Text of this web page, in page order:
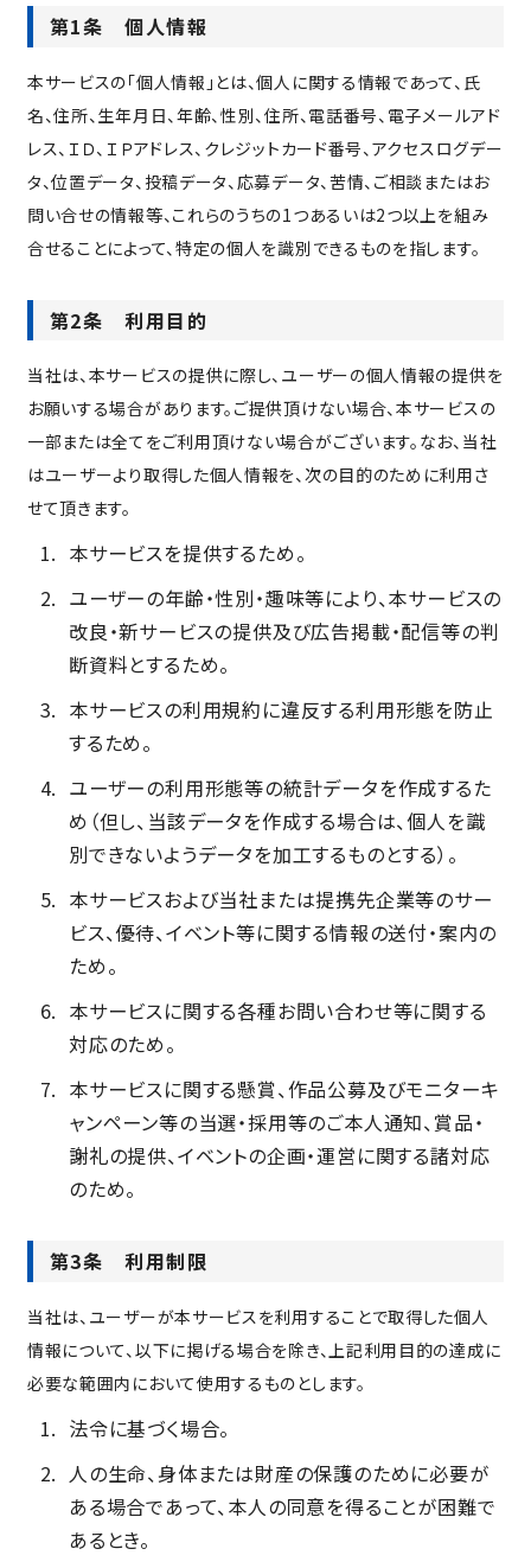
第1条 個人情報
本サービスの「個人情報」とは、個人に関する情報であって、氏
名、住所、生年月日、年齢、性別、住所、電話番号、電子メールアド
レス、ＩＤ、ＩＰアドレス、クレジットカード番号、アクセスログデー
タ、位置データ、投稿データ、応募データ、苦情、ご相談またはお
問い合せの情報等、これらのうちの1つあるいは2つ以上を組み
合せることによって、特定の個人を識別できるものを指します。
第2条 利用目的
当社は、本サービスの提供に際し、ユーザーの個人情報の提供を
お願いする場合があります。ご提供頂けない場合、本サービスの
一部または全てをご利用頂けない場合がございます。なお、当社
はユーザーより取得した個人情報を、次の目的のために利用さ
せて頂きます。
本サービスを提供するため。
ユーザーの年齢・性別・趣味等により、本サービスの
改良・新サービスの提供及び広告掲載・配信等の判
断資料とするため。
本サービスの利用規約に違反する利用形態を防止
するため。
ユーザーの利用形態等の統計データを作成するた
め（但し、当該データを作成する場合は、個人を識
別できないようデータを加工するものとする）。
本サービスおよび当社または提携先企業等のサー
ビス、優待、イベント等に関する情報の送付・案内の
ため。
本サービスに関する各種お問い合わせ等に関する
対応のため。
本サービスに関する懸賞、作品公募及びモニターキ
ャンペーン等の当選・採用等のご本人通知、賞品・
謝礼の提供、イベントの企画・運営に関する諸対応
のため。
第3条 利用制限
当社は、ユーザーが本サービスを利用することで取得した個人
情報について、以下に掲げる場合を除き、上記利用目的の達成に
必要な範囲内において使用するものとします。
法令に基づく場合。
人の生命、身体または財産の保護のために必要が
ある場合であって、本人の同意を得ることが困難で
あるとき。